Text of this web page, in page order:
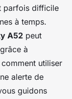
de
parfois difficile
à temps.
A52 peut
à
utiliser
alerte de
guidons